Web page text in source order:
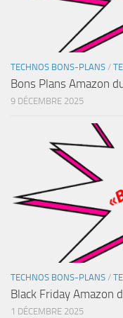
TECHNOS BONS-PLANS /
Bons Plans Amazon
9 DÉCEMBRE 2025
TECHNOS BONS-PLANS /
Black Friday Amazon
1 DÉCEMBRE 2025